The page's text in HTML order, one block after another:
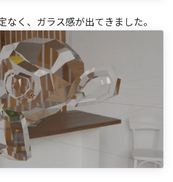
なく、ガラス感が出てきました。